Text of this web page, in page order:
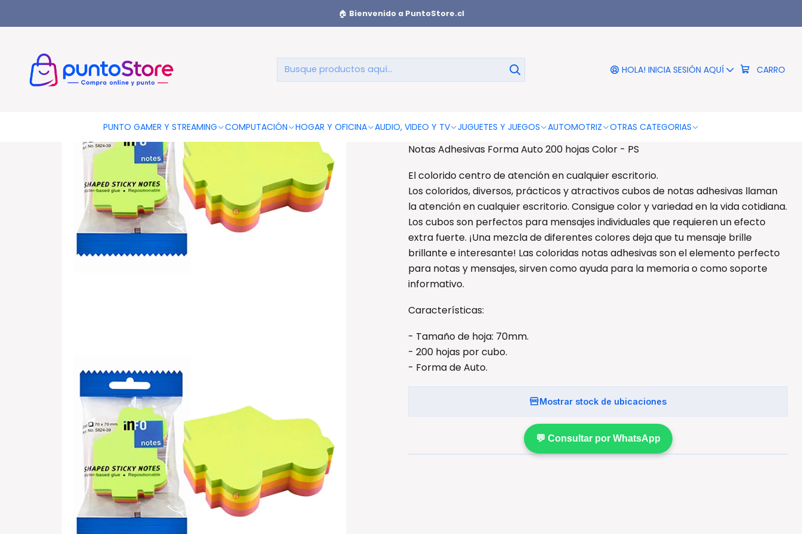
HOLA! INICIA SESIÓN AQUÍ CARRO
PUNTO GAMER Y STREAMING COMPUTACIÓN HOGAR Y OFICINA AUDIO, VIDEO Y TV JUGUETES Y JUEGOS AUTOMOTRIZ OTRAS CATEGORIAS
🏠 Bienvenido a PuntoStore.cl
Notas Adhesivas Forma Auto 200 hojas Color - PS
Notas Adhesivas Forma Auto 200 hojas
Color - PS
DESCRIPCIÓN
Notas Adhesivas Forma Auto 200 hojas Color - PS
El colorido centro de atención en cualquier escritorio.
Los coloridos, diversos, prácticos y atractivos cubos de notas adhesivas llaman
la atención en cualquier escritorio. Consigue color y variedad en la vida cotidiana.
Los cubos son perfectos para mensajes individuales que requieren un efecto
extra fuerte. ¡Una mezcla de diferentes colores deja que tu mensaje brille
brillante e interesante! Las coloridas notas adhesivas son el elemento perfecto
para notas y mensajes, sirven como ayuda para la memoria o como soporte
informativo.
Características:
- Tamaño de hoja: 70mm.
- 200 hojas por cubo.
- Forma de Auto.
Mostrar stock de ubicaciones
💬 Consultar por WhatsApp